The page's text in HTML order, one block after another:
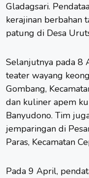
Gladagsari.
kerajinan berbahan
patung di Desa
Selanjutnya pada 8
teater wayang
Gombang,
dan kuliner apem
Banyudono. Tim
jemparingan di
Paras, Kecamatan
Pada 9 April,